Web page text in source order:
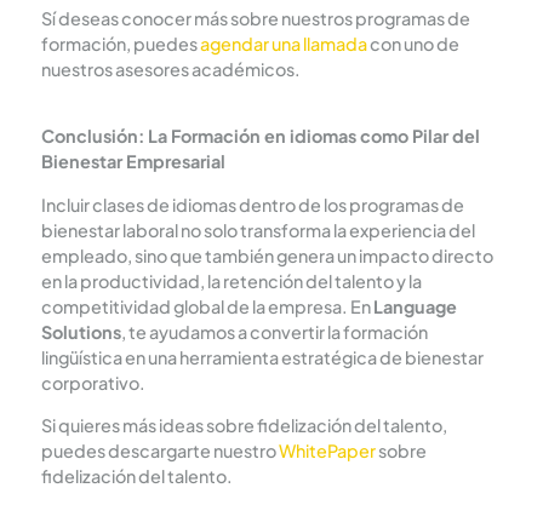
Sí deseas conocer más sobre nuestros programas de
formación, puedesagendar una llamadacon uno de
nuestros asesores académicos.
Conclusión: La Formación en idiomas como Pilar del
Bienestar Empresarial
Incluir clases de idiomas dentro de los programas de
bienestar laboral no solo transforma la experiencia del
empleado, sino que también genera un impacto directo
en la productividad, la retención del talento y la
competitividad global de la empresa. EnLanguage
Solutions, te ayudamos a convertir la formación
lingüística en una herramienta estratégica de bienestar
corporativo.
Si quieres más ideas sobre fidelización del talento,
puedes descargarte nuestroWhitePapersobre
fidelización del talento.